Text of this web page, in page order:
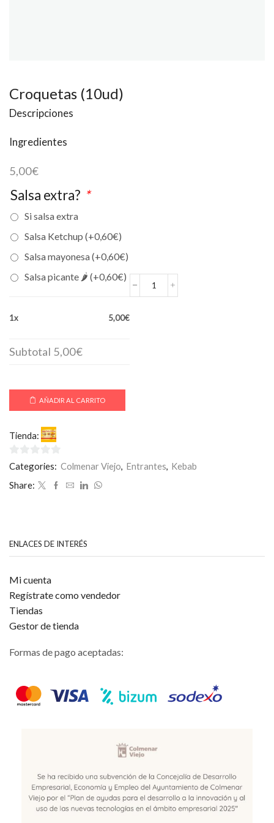
Croquetas (10ud)
Descripciones
Ingredientes
5,00€
Salsa extra? *
Si salsa extra
Salsa Ketchup (+0,60€)
Salsa mayonesa (+0,60€)
Salsa picante 🌶 (+0,60€)
1x 5,00€
Subtotal 5,00€
Croquetas
AÑADIR AL CARRITO
Tienda:
0
5
Categories: Colmenar Viejo, Entrantes, Kebab
Share:
ENLACES DE INTERÉS
Mi cuenta
Regístrate como vendedor
Tiendas
Gestor de tienda
Formas de pago aceptadas: